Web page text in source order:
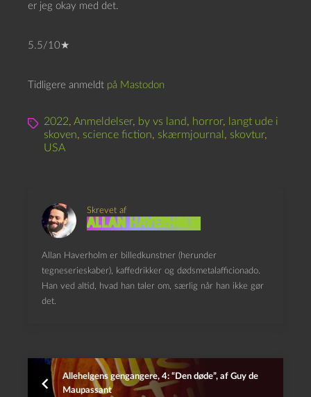
er jeg okay med det.
5.5/10★
Tidligere anmeldt på Mastodon
2022, Anmeldelser, by vs land, horror,
langt ude i
skoven, science fiction, skærmjournal , skovtur,
USA
Skrevet af
Allan Haverholm
Allan Haverholm er billedkunstner (herunder
tegneserieskaber), kaffedrikker og dødsmetalafficionado.
Han ved altid, hvad han taler om, særlig når han ikke gør
det.
Allehelgens gengangere, 4: “Den døde”, af Guy de
Maupassant